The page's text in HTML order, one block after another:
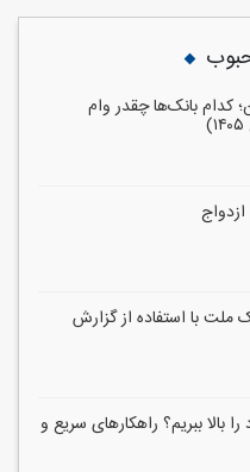
کدام بانک‌ها چقدر وام
ملت با استفاده از گزارش
بالا ببریم؟ راهکارهای سریع و